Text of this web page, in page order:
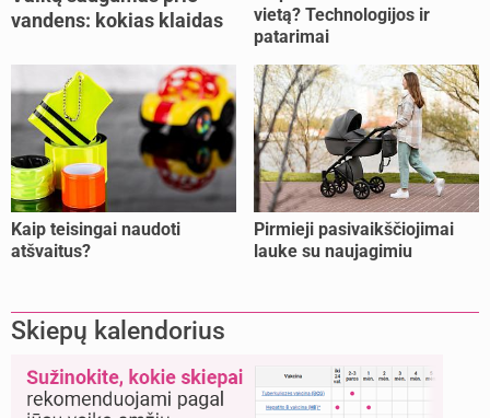
vandens: kokias klaidas
vietą? Technologijos ir
patarimai
Kaip teisingai naudoti
atšvaitus?
Pirmieji pasivaikščiojimai
lauke su naujagimiu
Skiepų kalendorius